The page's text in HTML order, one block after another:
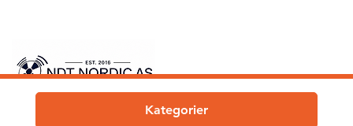
Kategorier